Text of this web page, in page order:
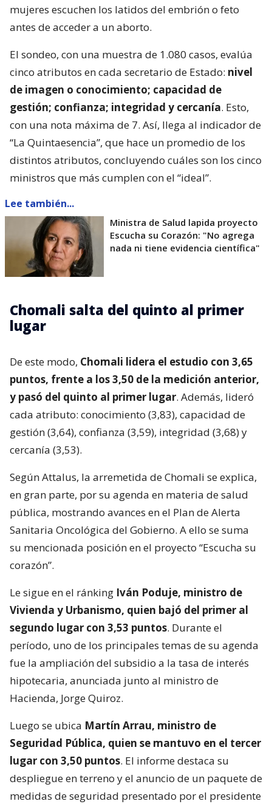
mujeres escuchen los latidos del embrión o feto
antes de acceder a un aborto.
El sondeo, con una muestra de 1.080 casos, evalúa
cinco atributos en cada secretario de Estado: nivel
de imagen o conocimiento; capacidad de
gestión; confianza; integridad y cercanía. Esto,
con una nota máxima de 7. Así, llega al indicador de
“La Quintaesencia”, que hace un promedio de los
distintos atributos, concluyendo cuáles son los cinco
ministros que más cumplen con el “ideal”.
Lee también...
Ministra de Salud lapida proyecto
Escucha su Corazón: "No agrega
nada ni tiene evidencia científica"
Chomali salta del quinto al primer
lugar
De este modo, Chomali lidera el estudio con 3,65
puntos, frente a los 3,50 de la medición anterior,
y pasó del quinto al primer lugar. Además, lideró
cada atributo: conocimiento (3,83), capacidad de
gestión (3,64), confianza (3,59), integridad (3,68) y
cercanía (3,53).
Según Attalus, la arremetida de Chomali se explica,
en gran parte, por su agenda en materia de salud
pública, mostrando avances en el Plan de Alerta
Sanitaria Oncológica del Gobierno. A ello se suma
su mencionada posición en el proyecto “Escucha su
corazón”.
Le sigue en el ránking Iván Poduje, ministro de
Vivienda y Urbanismo, quien bajó del primer al
segundo lugar con 3,53 puntos. Durante el
período, uno de los principales temas de su agenda
fue la ampliación del subsidio a la tasa de interés
hipotecaria, anunciada junto al ministro de
Hacienda, Jorge Quiroz.
Luego se ubica Martín Arrau, ministro de
Seguridad Pública, quien se mantuvo en el tercer
lugar con 3,50 puntos. El informe destaca su
despliegue en terreno y el anuncio de un paquete de
medidas de seguridad presentado por el presidente